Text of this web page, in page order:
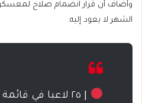
وأضاف أن قرار انضمام صلاح لمعسكر
الشهر لا يعود إليه.
| ٢٥ لاعبا في